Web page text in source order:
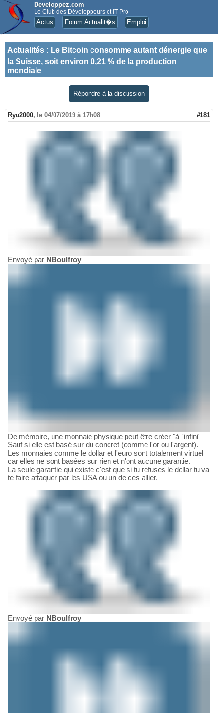
Developpez.com
Le Club des Développeurs et IT Pro
Actus Forum Actualit�s Emploi
Actualités : Le Bitcoin consomme autant dénergie que
la Suisse, soit environ 0,21 % de la production
mondiale
Répondre à la discussion
Ryu2000, le 04/07/2019 à 17h08 #181
Envoyé par NBoulfroy
De mémoire, une monnaie physique peut être créer "à l'infini"
Sauf si elle est basé sur du concret (comme l'or ou l'argent).
Les monnaies comme le dollar et l'euro sont totalement virtuel
car elles ne sont basées sur rien et n'ont aucune garantie.
La seule garantie qui existe c'est que si tu refuses le dollar tu va
te faire attaquer par les USA ou un de ces allier.
Envoyé par NBoulfroy